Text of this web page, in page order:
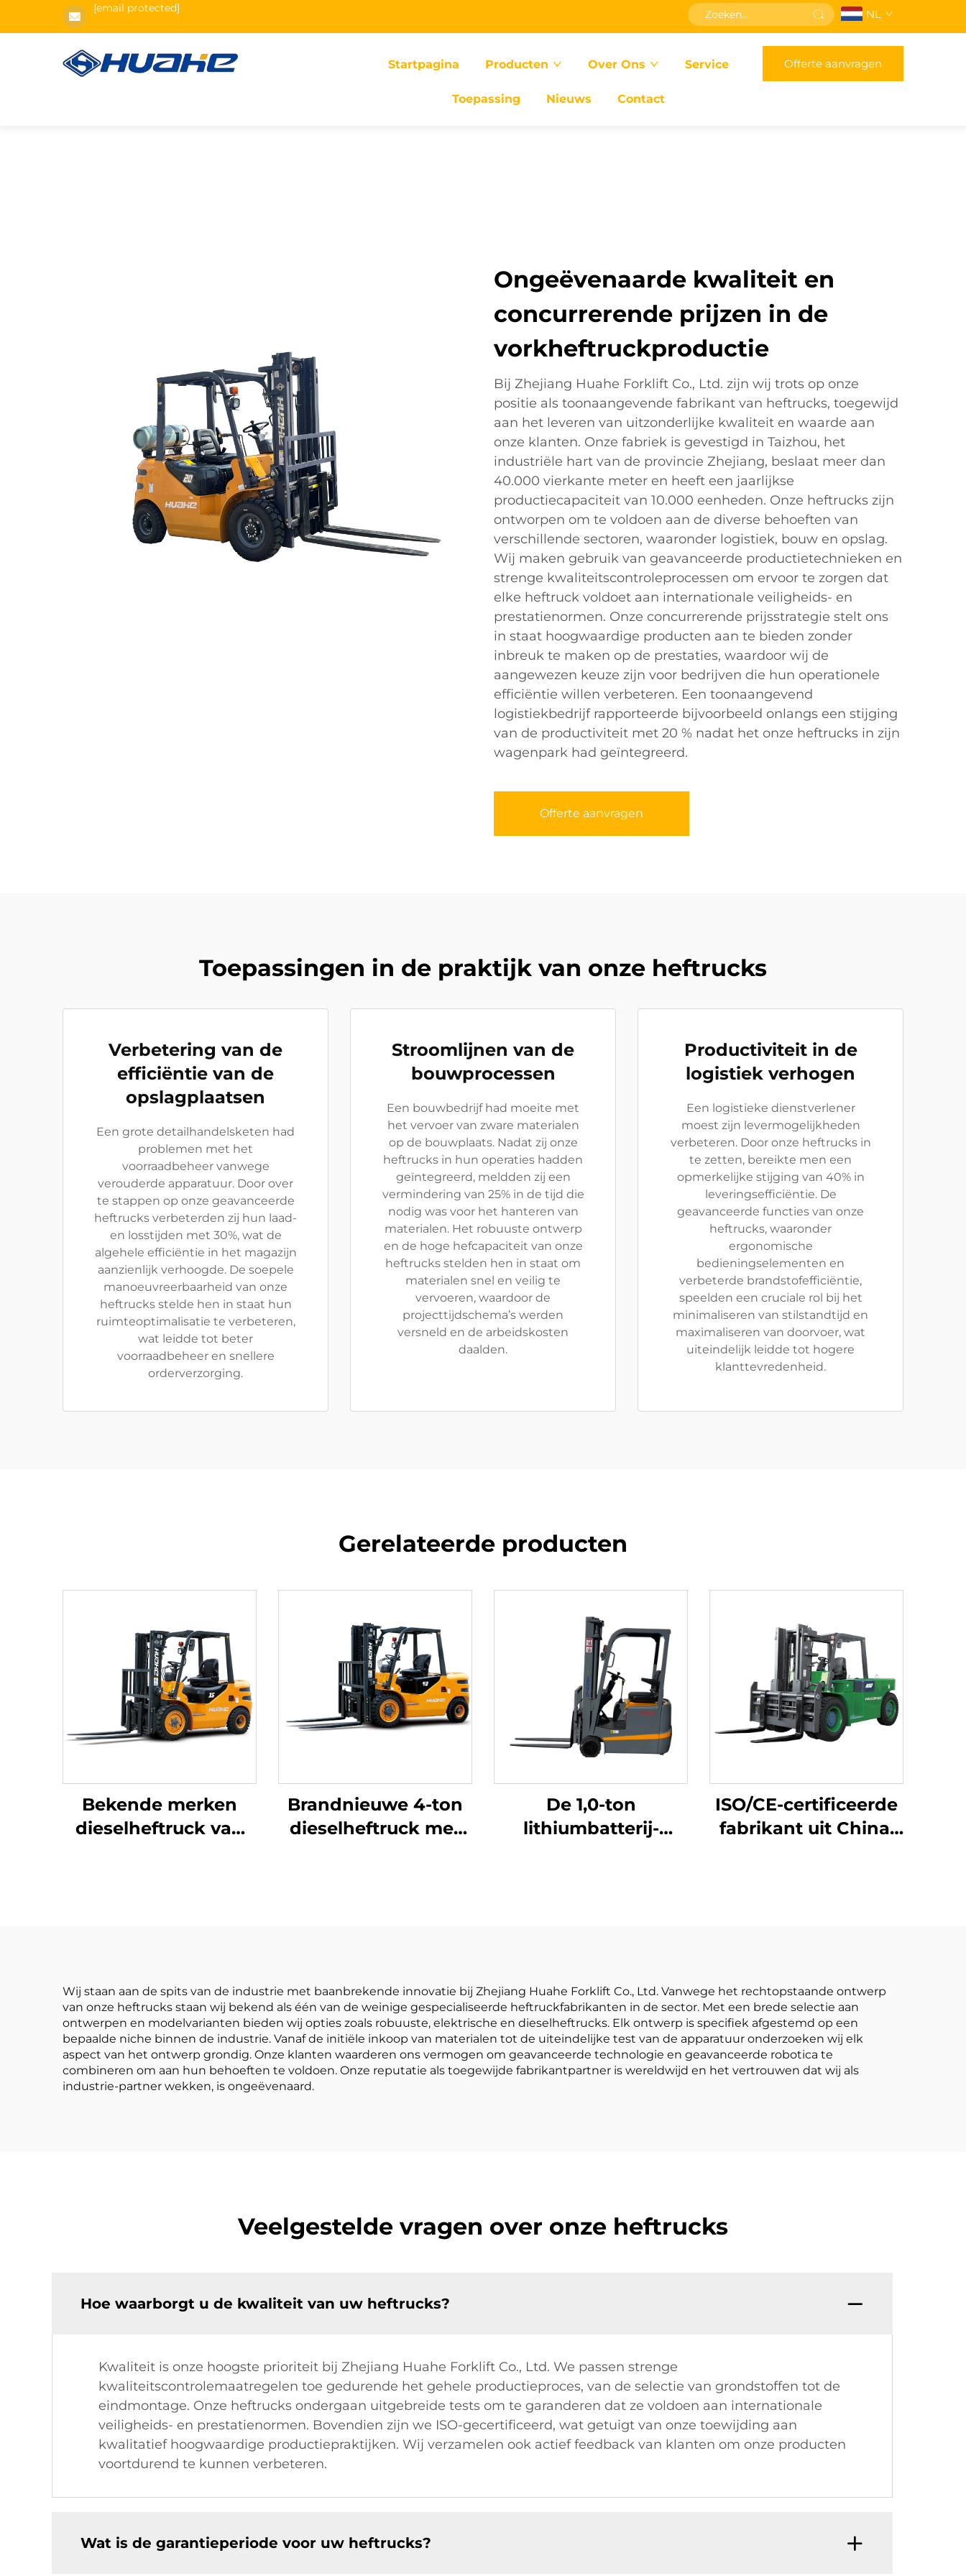
[email protected] NL
Startpagina Producten Over Ons Service
Toepassing Nieuws Contact
Offerte aanvragen
Ongeëvenaarde kwaliteit en
concurrerende prijzen in de
vorkheftruckproductie
Bij Zhejiang Huahe Forklift Co., Ltd. zijn wij trots op onze
positie als toonaangevende fabrikant van heftrucks, toegewijd
aan het leveren van uitzonderlijke kwaliteit en waarde aan
onze klanten. Onze fabriek is gevestigd in Taizhou, het
industriële hart van de provincie Zhejiang, beslaat meer dan
40.000 vierkante meter en heeft een jaarlijkse
productiecapaciteit van 10.000 eenheden. Onze heftrucks zijn
ontworpen om te voldoen aan de diverse behoeften van
verschillende sectoren, waaronder logistiek, bouw en opslag.
Wij maken gebruik van geavanceerde productietechnieken en
strenge kwaliteitscontroleprocessen om ervoor te zorgen dat
elke heftruck voldoet aan internationale veiligheids- en
prestatienormen. Onze concurrerende prijsstrategie stelt ons
in staat hoogwaardige producten aan te bieden zonder
inbreuk te maken op de prestaties, waardoor wij de
aangewezen keuze zijn voor bedrijven die hun operationele
efficiëntie willen verbeteren. Een toonaangevend
logistiekbedrijf rapporteerde bijvoorbeeld onlangs een stijging
van de productiviteit met 20 % nadat het onze heftrucks in zijn
wagenpark had geïntegreerd.
Offerte aanvragen
Toepassingen in de praktijk van onze heftrucks
Verbetering van de
efficiëntie van de
opslagplaatsen
Een grote detailhandelsketen had
problemen met het
voorraadbeheer vanwege
verouderde apparatuur. Door over
te stappen op onze geavanceerde
heftrucks verbeterden zij hun laad-
en losstijden met 30%, wat de
algehele efficiëntie in het magazijn
aanzienlijk verhoogde. De soepele
manoeuvreerbaarheid van onze
heftrucks stelde hen in staat hun
ruimteoptimalisatie te verbeteren,
wat leidde tot beter
voorraadbeheer en snellere
orderverzorging.
Stroomlijnen van de
bouwprocessen
Een bouwbedrijf had moeite met
het vervoer van zware materialen
op de bouwplaats. Nadat zij onze
heftrucks in hun operaties hadden
geïntegreerd, meldden zij een
vermindering van 25% in de tijd die
nodig was voor het hanteren van
materialen. Het robuuste ontwerp
en de hoge hefcapaciteit van onze
heftrucks stelden hen in staat om
materialen snel en veilig te
vervoeren, waardoor de
projecttijdschema’s werden
versneld en de arbeidskosten
daalden.
Productiviteit in de
logistiek verhogen
Een logistieke dienstverlener
moest zijn levermogelijkheden
verbeteren. Door onze heftrucks in
te zetten, bereikte men een
opmerkelijke stijging van 40% in
leveringsefficiëntie. De
geavanceerde functies van onze
heftrucks, waaronder
ergonomische
bedieningselementen en
verbeterde brandstofefficiëntie,
speelden een cruciale rol bij het
minimaliseren van stilstandtijd en
maximaliseren van doorvoer, wat
uiteindelijk leidde tot hogere
klanttevredenheid.
Gerelateerde producten
Bekende merken
dieselheftruck van
Brandnieuwe 4-ton
dieselheftruck met
De 1,0-ton
lithiumbatterij-
ISO/CE-certificeerde
fabrikant uit China:
Wij staan aan de spits van de industrie met baanbrekende innovatie bij Zhejiang Huahe Forklift Co., Ltd. Vanwege het rechtopstaande ontwerp
van onze heftrucks staan wij bekend als één van de weinige gespecialiseerde heftruckfabrikanten in de sector. Met een brede selectie aan
ontwerpen en modelvarianten bieden wij opties zoals robuuste, elektrische en dieselheftrucks. Elk ontwerp is specifiek afgestemd op een
bepaalde niche binnen de industrie. Vanaf de initiële inkoop van materialen tot de uiteindelijke test van de apparatuur onderzoeken wij elk
aspect van het ontwerp grondig. Onze klanten waarderen ons vermogen om geavanceerde technologie en geavanceerde robotica te
combineren om aan hun behoeften te voldoen. Onze reputatie als toegewijde fabrikantpartner is wereldwijd en het vertrouwen dat wij als
industrie-partner wekken, is ongeëvenaard.
Veelgestelde vragen over onze heftrucks
Hoe waarborgt u de kwaliteit van uw heftrucks?
Kwaliteit is onze hoogste prioriteit bij Zhejiang Huahe Forklift Co., Ltd. We passen strenge
kwaliteitscontrolemaatregelen toe gedurende het gehele productieproces, van de selectie van grondstoffen tot de
eindmontage. Onze heftrucks ondergaan uitgebreide tests om te garanderen dat ze voldoen aan internationale
veiligheids- en prestatienormen. Bovendien zijn we ISO-gecertificeerd, wat getuigt van onze toewijding aan
kwalitatief hoogwaardige productiepraktijken. Wij verzamelen ook actief feedback van klanten om onze producten
voortdurend te kunnen verbeteren.
Wat is de garantieperiode voor uw heftrucks?